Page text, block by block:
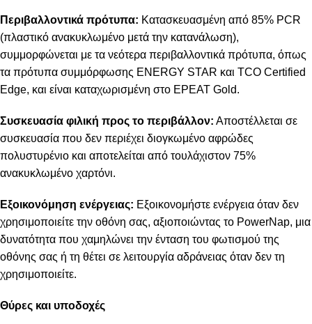
Περιβαλλοντικά πρότυπα: Κατασκευασμένη από 85% PCR
(πλαστικό ανακυκλωμένο μετά την κατανάλωση),
συμμορφώνεται με τα νεότερα περιβαλλοντικά πρότυπα, όπως
τα πρότυπα συμμόρφωσης ENERGY STAR και TCO Certified
Edge, και είναι καταχωρισμένη στο EPEAT Gold.
Συσκευασία φιλική προς το περιβάλλον: Αποστέλλεται σε
συσκευασία που δεν περιέχει διογκωμένο αφρώδες
πολυστυρένιο και αποτελείται από τουλάχιστον 75%
ανακυκλωμένο χαρτόνι.
Εξοικονόμηση ενέργειας: Εξοικονομήστε ενέργεια όταν δεν
χρησιμοποιείτε την οθόνη σας, αξιοποιώντας το PowerNap, μια
δυνατότητα που χαμηλώνει την ένταση του φωτισμού της
οθόνης σας ή τη θέτει σε λειτουργία αδράνειας όταν δεν τη
χρησιμοποιείτε.
Θύρες και υποδοχές